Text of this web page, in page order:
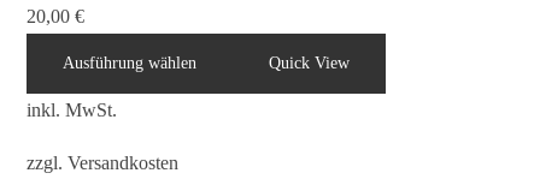
20,00€
Ausführung wählen Quick View
inkl. MwSt.
zzgl.Versandkosten